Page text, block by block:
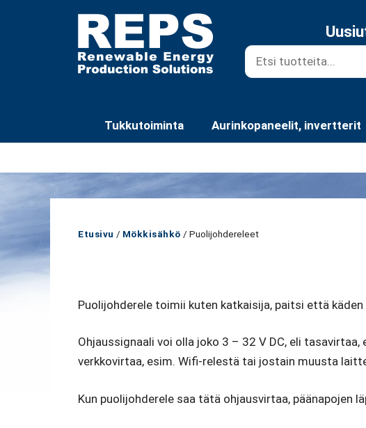
Tukkutoiminta Aurinkopaneelit, invertterit
Etusivu / Mökkisähkö / Puolijohdereleet
Puolijohderele toimii kuten katkaisija, paitsi että
Ohjaussignaali voi olla joko 3 – 32 V DC, eli
verkkovirtaa, esim. Wifi-relestä tai jostain muusta
Kun puolijohderele saa tätä ohjausvirtaa, päänapojen